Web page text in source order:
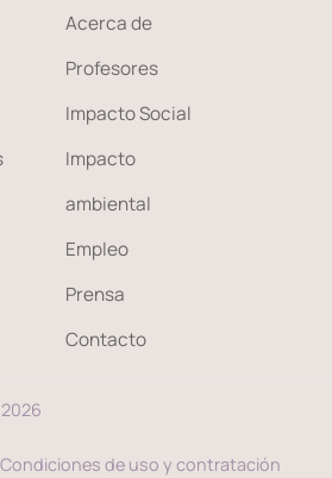
Acerca de
Profesores
Impacto Social
Impacto
ambiental
Empleo
Prensa
Contacto
Condiciones de uso y contratación